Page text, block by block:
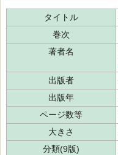
タイトル
巻次
著者名
出版者
出版年
ページ数等
大きさ
分類(9版)